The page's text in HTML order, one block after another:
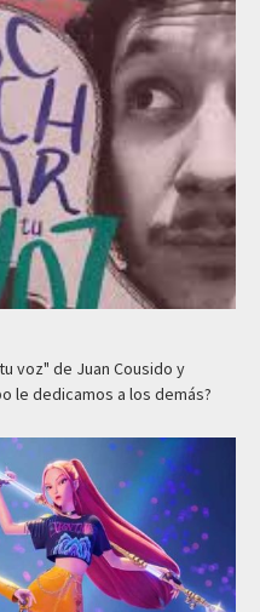
voz" de Juan Cousido y
le dedicamos a los demás?